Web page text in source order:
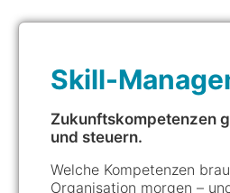
Skill-
Zukunftskompetenzen
und steuern.
Welche Kompetenzen
Organisation morgen –